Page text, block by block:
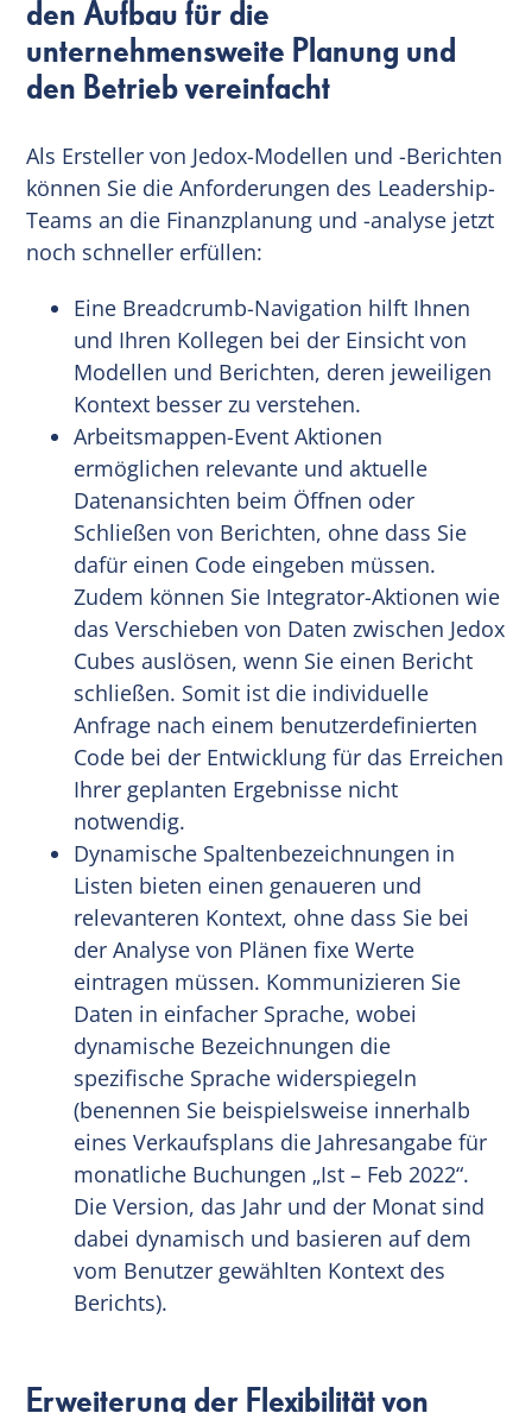
den Aufbau für die
unternehmensweite Planung und
den Betrieb vereinfacht
Als Ersteller von Jedox-Modellen und -Berichten
können Sie die Anforderungen des Leadership-
Teams an die Finanzplanung und -analyse jetzt
noch schneller erfüllen:
Eine Breadcrumb-Navigation hilft Ihnen
und Ihren Kollegen bei der Einsicht von
Modellen und Berichten, deren jeweiligen
Kontext besser zu verstehen.
Arbeitsmappen-Event Aktionen
ermöglichen relevante und aktuelle
Datenansichten beim Öffnen oder
Schließen von Berichten, ohne dass Sie
dafür einen Code eingeben müssen.
Zudem können Sie Integrator-Aktionen wie
das Verschieben von Daten zwischen Jedox
Cubes auslösen, wenn Sie einen Bericht
schließen. Somit ist die individuelle
Anfrage nach einem benutzerdefinierten
Code bei der Entwicklung für das Erreichen
Ihrer geplanten Ergebnisse nicht
notwendig.
Dynamische Spaltenbezeichnungen in
Listen bieten einen genaueren und
relevanteren Kontext, ohne dass Sie bei
der Analyse von Plänen fixe Werte
eintragen müssen. Kommunizieren Sie
Daten in einfacher Sprache, wobei
dynamische Bezeichnungen die
spezifische Sprache widerspiegeln
(benennen Sie beispielsweise innerhalb
eines Verkaufsplans die Jahresangabe für
monatliche Buchungen „Ist – Feb 2022“.
Die Version, das Jahr und der Monat sind
dabei dynamisch und basieren auf dem
vom Benutzer gewählten Kontext des
Berichts).
Erweiterung der Flexibilität von